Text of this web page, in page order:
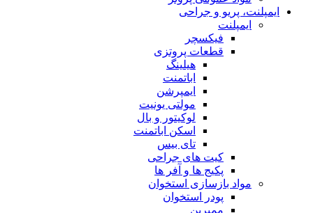
ایمپلنت، پریو و جراحی
ایمپلنت
فیکسچر
قطعات پروتزی
هیلینگ
اباتمنت
ایمپرشن
مولتی یونیت
لوکیتور و بال
اسکن اباتمنت
تای بیس
کیت های جراحی
پکیج ها و آفر ها
مواد بازسازی استخوان
پودر استخوان
ممبرین